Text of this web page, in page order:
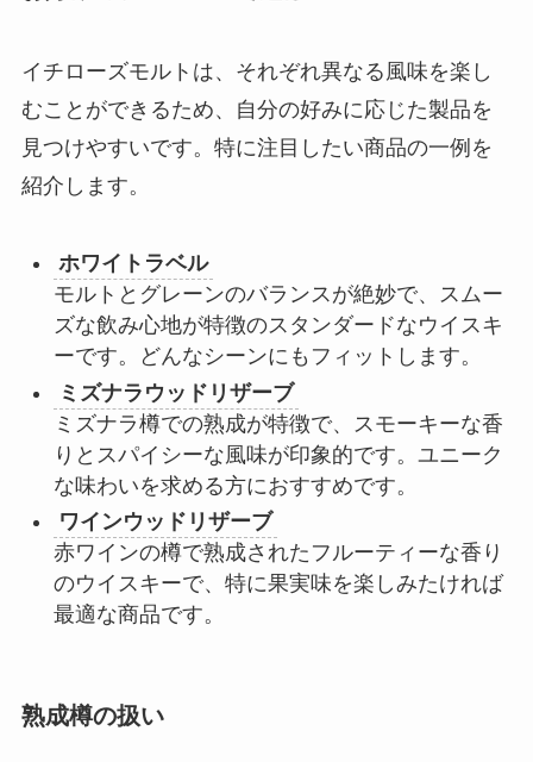
イチローズモルトは、それぞれ異なる風味を楽し
むことができるため、自分の好みに応じた製品を
見つけやすいです。特に注目したい商品の一例を
紹介します。
ホワイトラベル
モルトとグレーンのバランスが絶妙で、スムー
ズな飲み心地が特徴のスタンダードなウイスキ
ーです。どんなシーンにもフィットします。
ミズナラウッドリザーブ
ミズナラ樽での熟成が特徴で、スモーキーな香
りとスパイシーな風味が印象的です。ユニーク
な味わいを求める方におすすめです。
ワインウッドリザーブ
赤ワインの樽で熟成されたフルーティーな香り
のウイスキーで、特に果実味を楽しみたければ
最適な商品です。
熟成樽の扱い